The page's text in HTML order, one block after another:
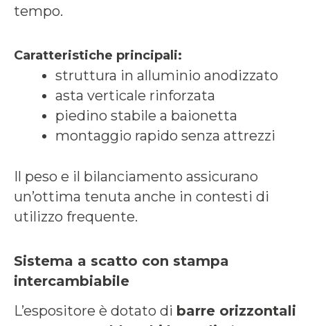
tempo.
Caratteristiche principali:
struttura in alluminio anodizzato
asta verticale rinforzata
piedino stabile a baionetta
montaggio rapido senza attrezzi
Il peso e il bilanciamento assicurano
un’ottima tenuta anche in contesti di
utilizzo frequente.
Sistema a scatto con stampa
intercambiabile
L’espositore è dotato di barre orizzontali